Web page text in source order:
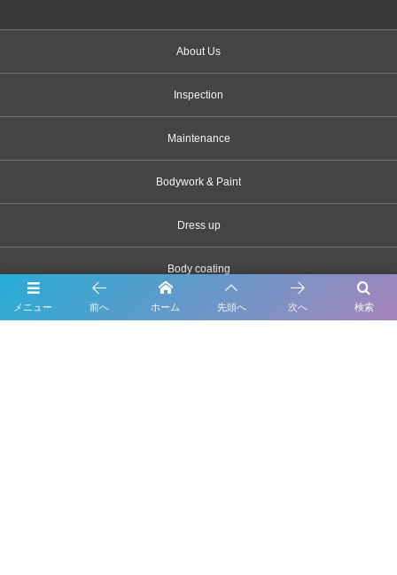
About Us
Inspection
Maintenance
Bodywork & Paint
Dress up
Body coating
Carsensor
メニュー 検索
前へ ホーム 先頭へ 次へ